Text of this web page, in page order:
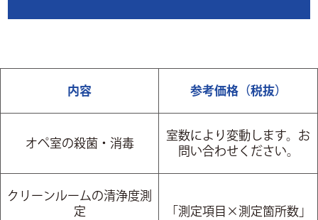
内容 参考価格（税抜）
オペ室の殺菌・消毒
室数により変動します。お
問い合わせください。
クリーンルームの清浄度測
定
「測定項目×測定箇所数」